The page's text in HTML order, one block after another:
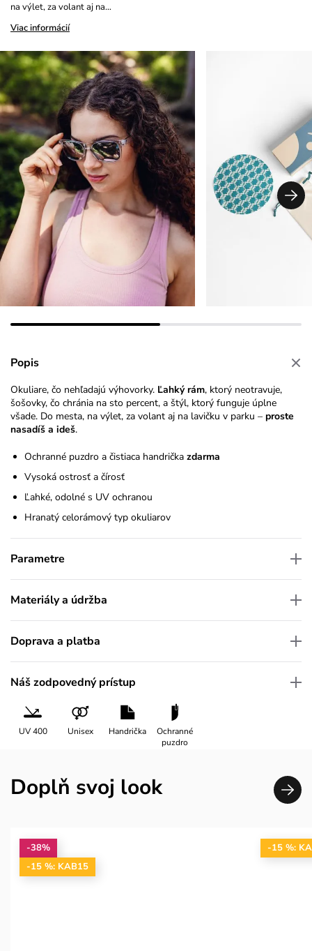
na výlet, za volant aj na…
Viac informácií
Popis
Okuliare, čo nehľadajú výhovorky. Ľahký rám, ktorý neotravuje,
šošovky, čo chránia na sto percent, a štýl, ktorý funguje úplne
všade. Do mesta, na výlet, za volant aj na lavičku v parku – proste
nasadíš a ideš.
Ochranné puzdro a čistiaca handrička zdarma
Vysoká ostrosť a čírosť
Ľahké, odolné s UV ochranou
Hranatý celorámový typ okuliarov
Parametre
Materiály a údržba
Doprava a platba
Náš zodpovedný prístup
UV 400 Unisex Handrička
Ochranné
puzdro
Doplň svoj look
-38%
-15 %: KAB15
-15 %: